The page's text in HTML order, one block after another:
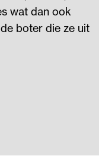
wat dan ook
boter die ze uit